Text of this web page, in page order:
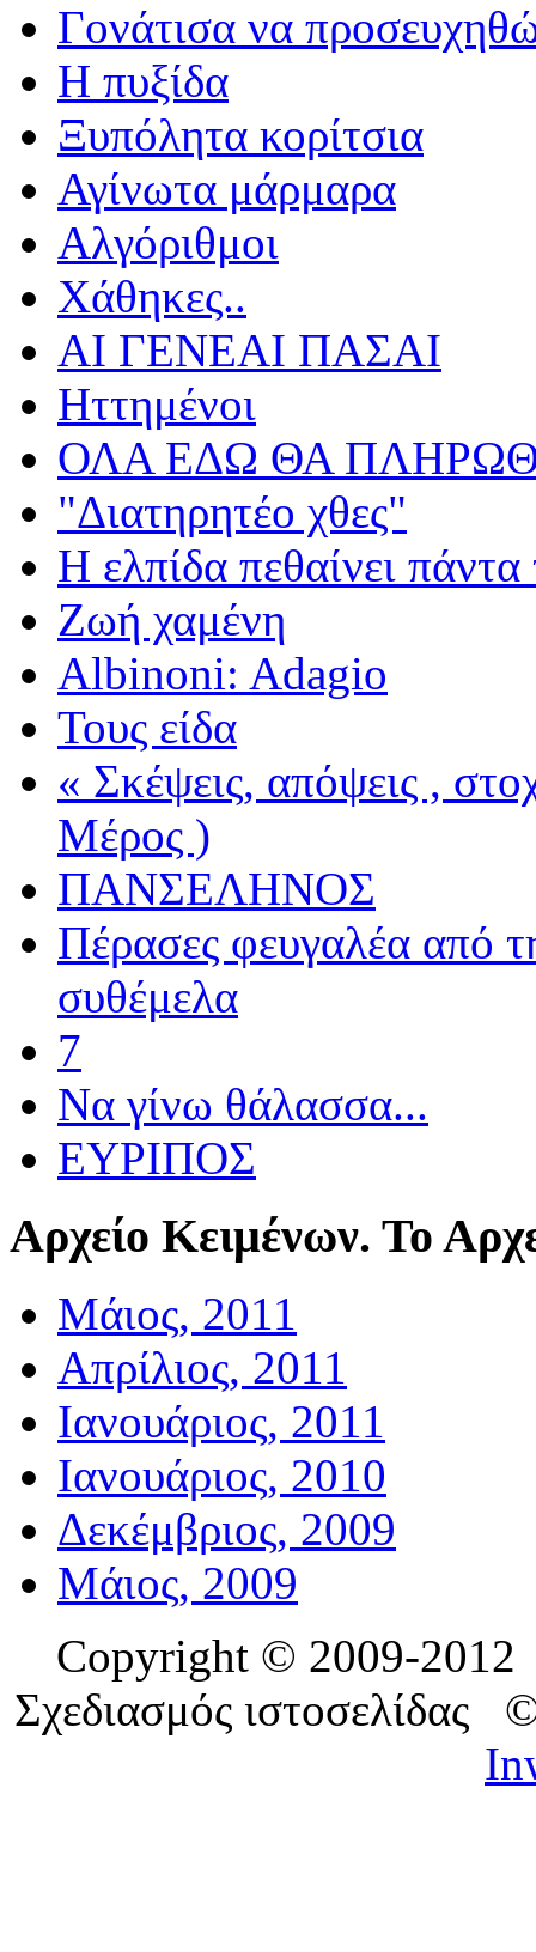
Γονάτισα να
Η πυξίδα
Ξυπόλητα κορίτσια
Αγίνωτα μάρμαρα
Αλγόριθμοι
Χάθηκες..
ΑΙ ΓΕΝΕΑΙ ΠΑΣΑΙ
Ηττημένοι
ΟΛΑ ΕΔΩ ΘΑ
"Διατηρητέο χθες"
Η ελπίδα πεθαίνει πάντα
Ζωή χαμένη
Albinoni: Adagio
Τους είδα
« Σκέψεις, απόψεις ,
Μέρος )
ΠΑΝΣΕΛΗΝΟΣ
Πέρασες φευγαλέα από
συθέμελα
7
Να γίνω θάλασσα...
ΕΥΡΙΠΟΣ
Αρχείο Κειμένων. Το
Μάιος, 2011
Απρίλιος, 2011
Ιανουάριος, 2011
Ιανουάριος, 2010
Δεκέμβριος, 2009
Μάιος, 2009
Copyright © 2009-
Σχεδιασμός